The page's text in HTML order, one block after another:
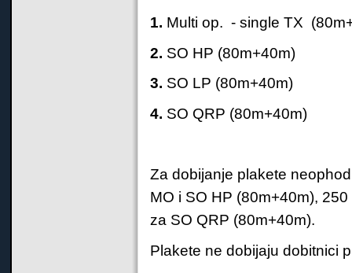
1. Multi op. - single TX
2. SO HP (80m+40m)
3. SO LP (80m+40m)
4. SO QRP (80m+40m)
Za dobijanje plakete
MO i SO HP (80m+40m),
za SO QRP (80m+40m).
Plakete ne dobijaju dobitnici